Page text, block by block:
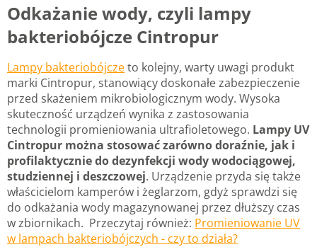
Odkażanie wody, czyli lampy
bakteriobójcze Cintropur
Lampy bakteriobójczeto kolejny, warty uwagi produkt
marki Cintropur, stanowiący doskonałe zabezpieczenie
przed skażeniem mikrobiologicznym wody. Wysoka
skuteczność urządzeń wynika z zastosowania
technologii promieniowania ultrafioletowego. Lampy UV
Cintropur można stosować zarówno doraźnie, jak i
profilaktycznie do dezynfekcji wody wodociągowej,
studziennej i deszczowej. Urządzenie przyda się także
właścicielom kamperów i żeglarzom, gdyż sprawdzi się
do odkażania wody magazynowanej przez dłuższy czas
w zbiornikach. Przeczytaj również: Promieniowanie UV
w lampach bakteriobójczych - czy to działa?